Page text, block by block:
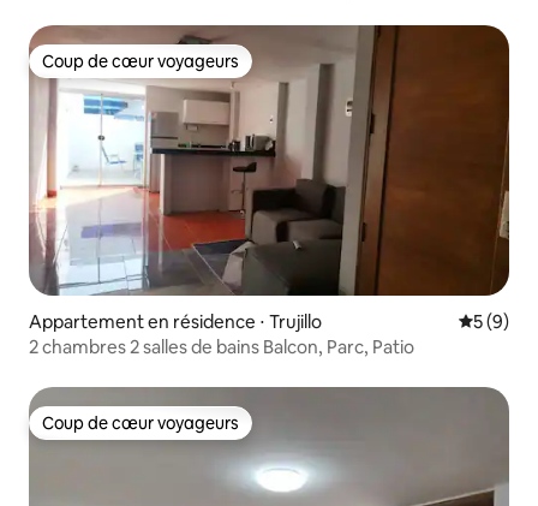
Coup de cœur voyageurs
Coup de cœur voyageurs
Appartement en résidence ⋅ Trujillo
5 (9)
2 chambres 2 salles de bains Balcon, Parc, Patio
Coup de cœur voyageurs
Coup de cœur voyageurs